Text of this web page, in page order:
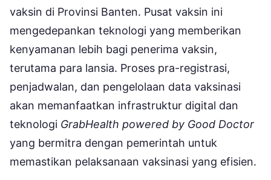
vaksin di Provinsi Banten. Pusat vaksin ini
mengedepankan teknologi yang memberikan
kenyamanan lebih bagi penerima vaksin,
terutama para lansia. Proses pra-registrasi,
penjadwalan, dan pengelolaan data vaksinasi
akan memanfaatkan infrastruktur digital dan
teknologi GrabHealth powered by Good Doctor
yang bermitra dengan pemerintah untuk
memastikan pelaksanaan vaksinasi yang efisien.